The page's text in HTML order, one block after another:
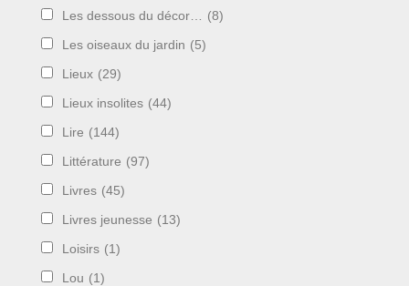
Les dessous du décor… (8)
Les oiseaux du jardin (5)
Lieux (29)
Lieux insolites (44)
Lire (144)
Littérature (97)
Livres (45)
Livres jeunesse (13)
Loisirs (1)
Lou (1)